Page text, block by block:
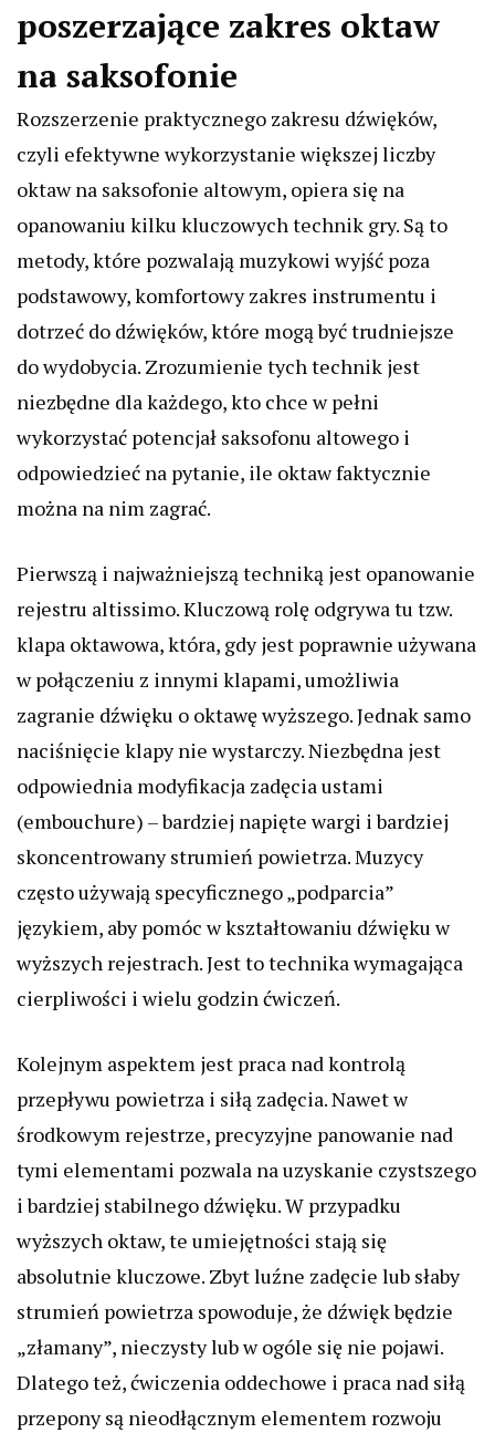
poszerzające zakres oktaw
na saksofonie
Rozszerzenie praktycznego zakresu dźwięków,
czyli efektywne wykorzystanie większej liczby
oktaw na saksofonie altowym, opiera się na
opanowaniu kilku kluczowych technik gry. Są to
metody, które pozwalają muzykowi wyjść poza
podstawowy, komfortowy zakres instrumentu i
dotrzeć do dźwięków, które mogą być trudniejsze
do wydobycia. Zrozumienie tych technik jest
niezbędne dla każdego, kto chce w pełni
wykorzystać potencjał saksofonu altowego i
odpowiedzieć na pytanie, ile oktaw faktycznie
można na nim zagrać.
Pierwszą i najważniejszą techniką jest opanowanie
rejestru altissimo. Kluczową rolę odgrywa tu tzw.
klapa oktawowa, która, gdy jest poprawnie używana
w połączeniu z innymi klapami, umożliwia
zagranie dźwięku o oktawę wyższego. Jednak samo
naciśnięcie klapy nie wystarczy. Niezbędna jest
odpowiednia modyfikacja zadęcia ustami
(embouchure) – bardziej napięte wargi i bardziej
skoncentrowany strumień powietrza. Muzycy
często używają specyficznego „podparcia”
językiem, aby pomóc w kształtowaniu dźwięku w
wyższych rejestrach. Jest to technika wymagająca
cierpliwości i wielu godzin ćwiczeń.
Kolejnym aspektem jest praca nad kontrolą
przepływu powietrza i siłą zadęcia. Nawet w
środkowym rejestrze, precyzyjne panowanie nad
tymi elementami pozwala na uzyskanie czystszego
i bardziej stabilnego dźwięku. W przypadku
wyższych oktaw, te umiejętności stają się
absolutnie kluczowe. Zbyt luźne zadęcie lub słaby
strumień powietrza spowoduje, że dźwięk będzie
„złamany”, nieczysty lub w ogóle się nie pojawi.
Dlatego też, ćwiczenia oddechowe i praca nad siłą
przepony są nieodłącznym elementem rozwoju